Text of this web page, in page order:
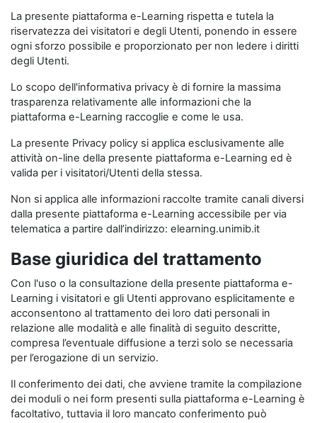
La presente piattaforma e-Learning rispetta e tutela la
riservatezza dei visitatori e degli Utenti, ponendo in essere
ogni sforzo possibile e proporzionato per non ledere i diritti
degli Utenti.
Lo scopo dell'informativa privacy è di fornire la massima
trasparenza relativamente alle informazioni che la
piattaforma e-Learning raccoglie e come le usa.
La presente Privacy policy si applica esclusivamente alle
attività on-line della presente piattaforma e-Learning ed è
valida per i visitatori/Utenti della stessa.
Non si applica alle informazioni raccolte tramite canali diversi
dalla presente piattaforma e-Learning accessibile per via
telematica a partire dall’indirizzo: elearning.unimib.it
Base giuridica del trattamento
Con l'uso o la consultazione della presente piattaforma e-
Learning i visitatori e gli Utenti approvano esplicitamente e
acconsentono al trattamento dei loro dati personali in
relazione alle modalità e alle finalità di seguito descritte,
compresa l’eventuale diffusione a terzi solo se necessaria
per l’erogazione di un servizio.
Il conferimento dei dati, che avviene tramite la compilazione
dei moduli o nei form presenti sulla piattaforma e-Learning è
facoltativo, tuttavia il loro mancato conferimento può